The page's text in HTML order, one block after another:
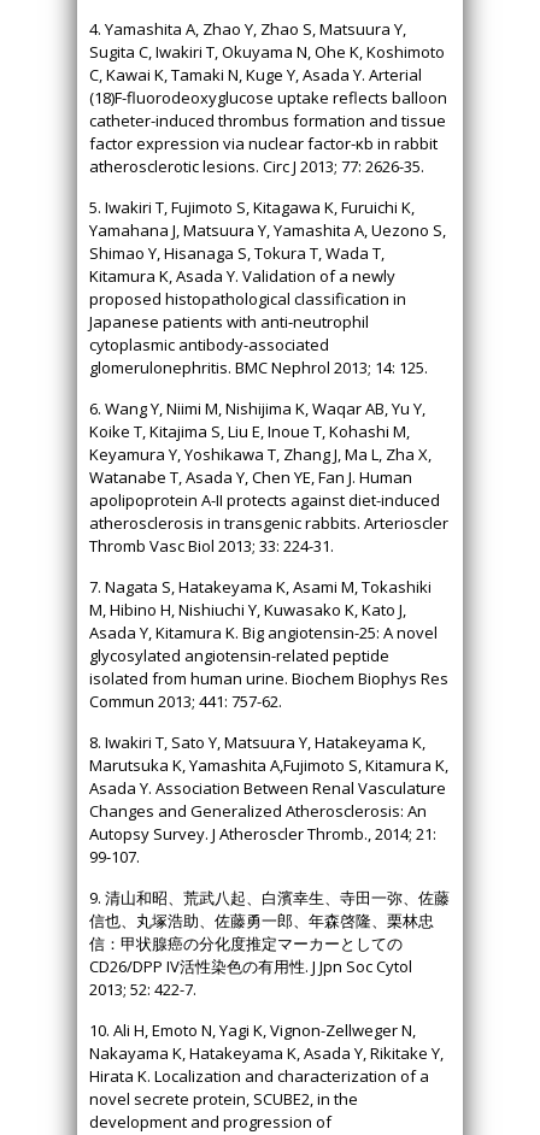
4. Yamashita A, Zhao Y, Zhao S, Matsuura Y,
Sugita C, Iwakiri T, Okuyama N, Ohe K, Koshimoto
C, Kawai K, Tamaki N, Kuge Y, Asada Y. Arterial
(18)F-fluorodeoxyglucose uptake reflects balloon
catheter-induced thrombus formation and tissue
factor expression via nuclear factor-κb in rabbit
atherosclerotic lesions. Circ J 2013; 77: 2626-35.
5. Iwakiri T, Fujimoto S, Kitagawa K, Furuichi K,
Yamahana J, Matsuura Y, Yamashita A, Uezono S,
Shimao Y, Hisanaga S, Tokura T, Wada T,
Kitamura K, Asada Y. Validation of a newly
proposed histopathological classification in
Japanese patients with anti-neutrophil
cytoplasmic antibody-associated
glomerulonephritis. BMC Nephrol 2013; 14: 125.
6. Wang Y, Niimi M, Nishijima K, Waqar AB, Yu Y,
Koike T, Kitajima S, Liu E, Inoue T, Kohashi M,
Keyamura Y, Yoshikawa T, Zhang J, Ma L, Zha X,
Watanabe T, Asada Y, Chen YE, Fan J. Human
apolipoprotein A-II protects against diet-induced
atherosclerosis in transgenic rabbits. Arterioscler
Thromb Vasc Biol 2013; 33: 224-31.
7. Nagata S, Hatakeyama K, Asami M, Tokashiki
M, Hibino H, Nishiuchi Y, Kuwasako K, Kato J,
Asada Y, Kitamura K. Big angiotensin-25: A novel
glycosylated angiotensin-related peptide
isolated from human urine. Biochem Biophys Res
Commun 2013; 441: 757-62.
8. Iwakiri T, Sato Y, Matsuura Y, Hatakeyama K,
Marutsuka K, Yamashita A,Fujimoto S, Kitamura K,
Asada Y. Association Between Renal Vasculature
Changes and Generalized Atherosclerosis: An
Autopsy Survey. J Atheroscler Thromb., 2014; 21:
99-107.
9. 清山和昭、荒武八起、白濱幸生、寺田一弥、佐藤
信也、丸塚浩助、佐藤勇一郎、年森啓隆、栗林忠
信：甲状腺癌の分化度推定マーカーとしての
CD26/DPP IV活性染色の有用性. J Jpn Soc Cytol
2013; 52: 422-7.
10. Ali H, Emoto N, Yagi K, Vignon-Zellweger N,
Nakayama K, Hatakeyama K, Asada Y, Rikitake Y,
Hirata K. Localization and characterization of a
novel secrete protein, SCUBE2, in the
development and progression of